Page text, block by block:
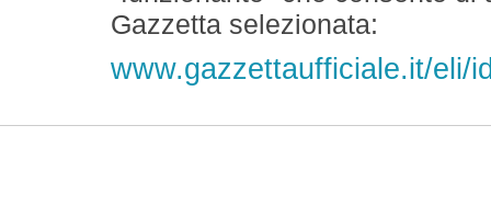
Gazzetta selezionata:
www.gazzettaufficiale.it/eli/